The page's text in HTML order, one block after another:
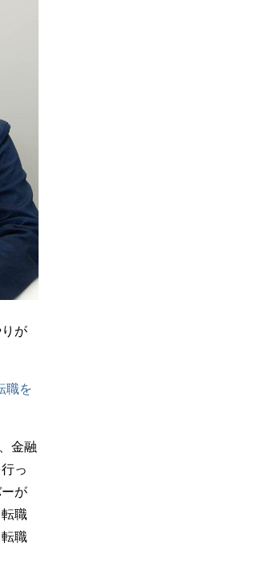
が
職を
金融
っ
が
職
職